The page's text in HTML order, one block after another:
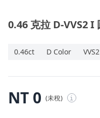
關於ALUXE
最新消息
0.46 克拉 D-VVS2 I
0.46ct D Color
NT 0 (未稅) i